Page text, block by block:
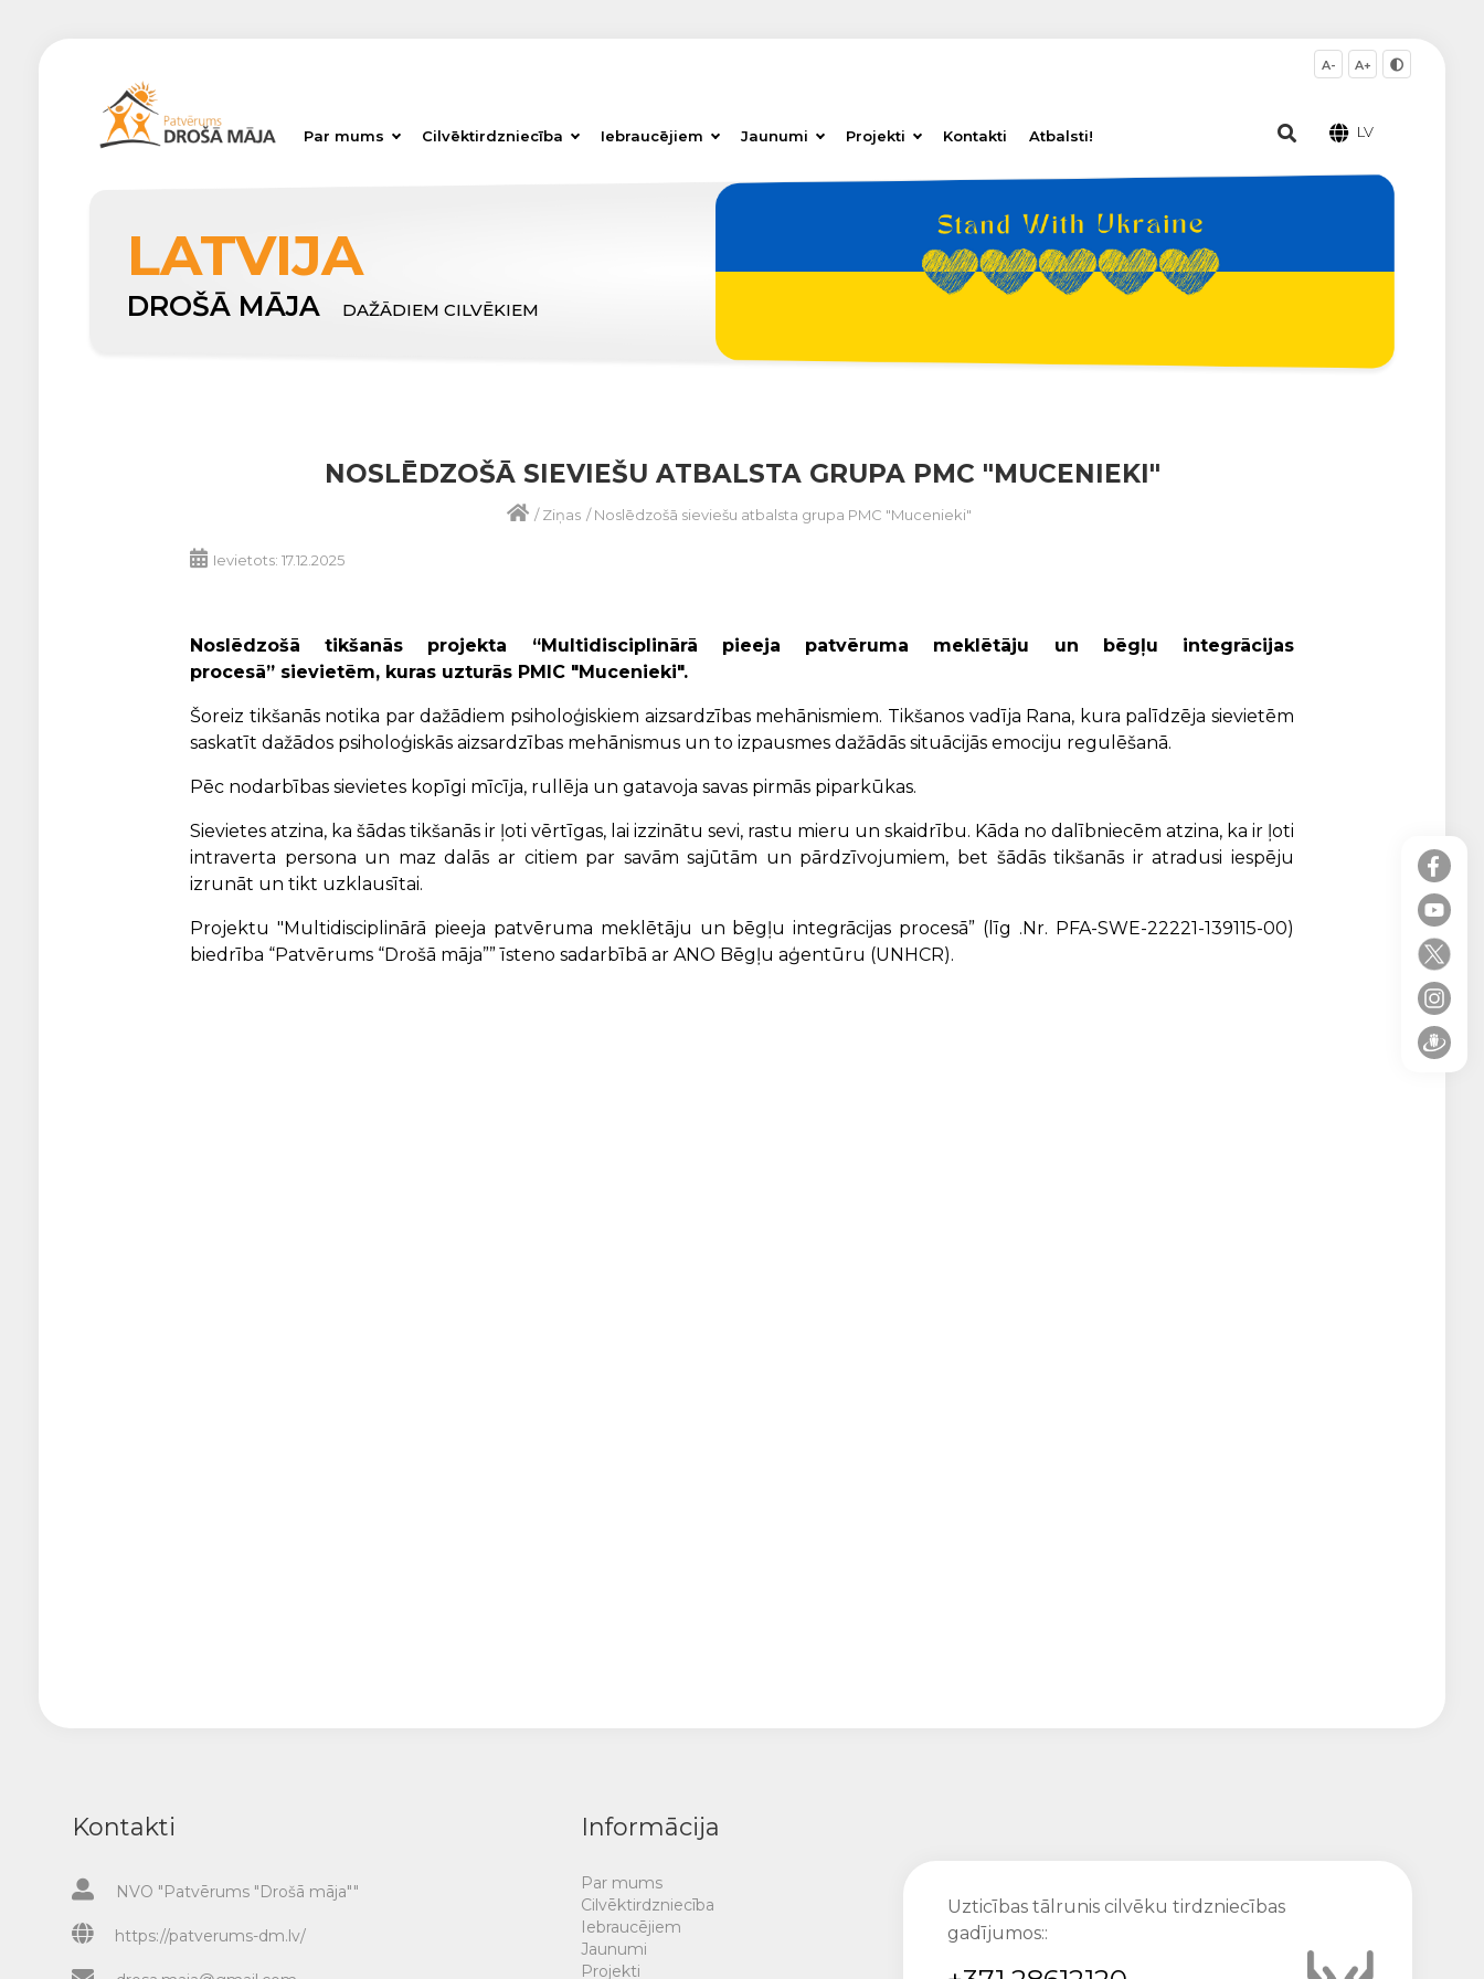
Par mums Cilvēktirdzniecība Iebraucējiem Jaunumi Projekti Kontakti Atbalsti!
A- A+
LV
LATVIJA
DROŠĀ MĀJA DAŽĀDIEM CILVĒKIEM
NOSLĒDZOŠĀ SIEVIEŠU ATBALSTA GRUPA PMC "MUCENIEKI"
/Ziņas /Noslēdzošā sieviešu atbalsta grupa PMC "Mucenieki"
Ievietots: 17.12.2025
Noslēdzošā tikšanās projekta “Multidisciplinārā pieeja patvēruma meklētāju un bēgļu integrācijas
procesā” sievietēm, kuras uzturās PMIC "Mucenieki".
Šoreiz tikšanās notika par dažādiem psiholoģiskiem aizsardzības mehānismiem. Tikšanos vadīja Rana, kura palīdzēja sievietēm
saskatīt dažādos psiholoģiskās aizsardzības mehānismus un to izpausmes dažādās situācijās emociju regulēšanā.
Pēc nodarbības sievietes kopīgi mīcīja, rullēja un gatavoja savas pirmās piparkūkas.
Sievietes atzina, ka šādas tikšanās ir ļoti vērtīgas, lai izzinātu sevi, rastu mieru un skaidrību. Kāda no dalībniecēm atzina, ka ir ļoti
intraverta persona un maz dalās ar citiem par savām sajūtām un pārdzīvojumiem, bet šādās tikšanās ir atradusi iespēju
izrunāt un tikt uzklausītai.
Projektu "Multidisciplinārā pieeja patvēruma meklētāju un bēgļu integrācijas procesā” (līg .Nr. PFA-SWE-22221-139115-00)
biedrība “Patvērums “Drošā māja”” īsteno sadarbībā ar ANO Bēgļu aģentūru (UNHCR).
Kontakti
NVO "Patvērums "Drošā māja""
https://patverums-dm.lv/
Informācija
Par mums
Cilvēktirdzniecība
Iebraucējiem
Jaunumi
Projekti
Uzticības tālrunis cilvēku tirdzniecības
gadījumos::